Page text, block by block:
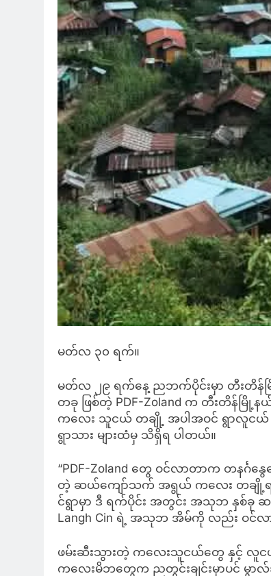
မတ်လ ၃၀ ရက်။
မတ်လ ၂၉ ရက်နေ့ ညဘက်ပိုင်းမှာ တီးတိန်မ
တခု ဖြစ်တဲ့ PDF-Zoland က တီးတိန်မြို့
ကလေး သူငယ် တချို့ အပါအဝင် ရွာလူငယ်
ရွာသား များထံမှ သိရှိရ ပါတယ်။
“PDF-Zoland တွေ ဝင်လာတာက တနင်္ဂနွ
တဲ့ ဆယ်ကျော်သက် အရွယ် ကလေး တချို့ရ
င်ရွာမှာ ဒီ ရက်ပိုင်း အတွင်း အသုဘ နှစ်ခု
Langh Cin ရဲ့ အသုဘ အိမ်ကို လည်း ဝင်လာ
ဖမ်းဆီးသွားတဲ့ ကလေးသူငယ်တွေ နှင့် လူင
ကလေးမိဘတွေက ညတွင်းချင်းမှာပင် မွာ